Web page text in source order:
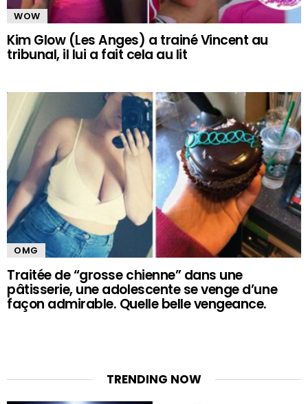
WOW
Kim Glow (Les Anges) a trainé Vincent au
tribunal, il lui a fait cela au lit
OMG
Traitée de “grosse chienne” dans une
pâtisserie, une adolescente se venge d’une
façon admirable. Quelle belle vengeance.
TRENDING NOW